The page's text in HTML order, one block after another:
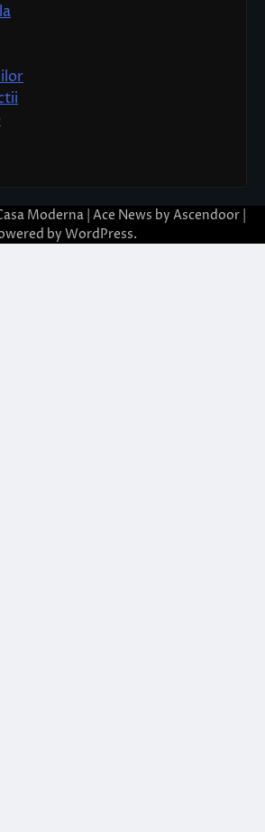
Moderna | Ace News by Ascendoor
by WordPress.